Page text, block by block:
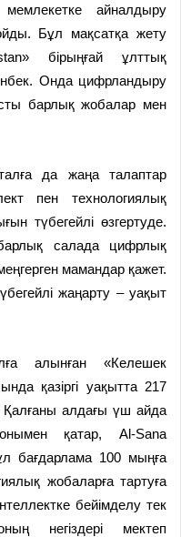
айналдыру
Бұл мақсатқа жету
бірыңғай ұлттық
Онда цифрландыру
барлық жобалар мен
да жаңа талаптар
пен технологиялық
түбегейлі өзгертуде.
салада цифрлық
мамандар қажет.
жаңарту – уақыт
алынған «Келешек
қазіргі уақытта 217
Қалғаны алдағы үш айда
қатар, Al-Sana
бағдарлама 100 мыңға
жобаларға тартуға
бейімделу тек
негіздері мектеп